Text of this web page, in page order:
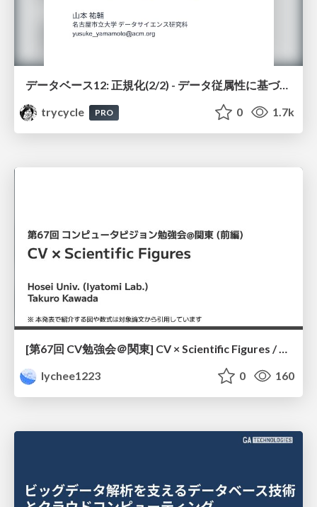
データベース12: 正規化(2/2) - データ従属性に基づく正規化
trycycle
PRO 0 1.7k
[第67回 CV勉強会＠関東] CV × Scientific Figures / kantoCV 67th CVPR 2026
lychee1223
0 160